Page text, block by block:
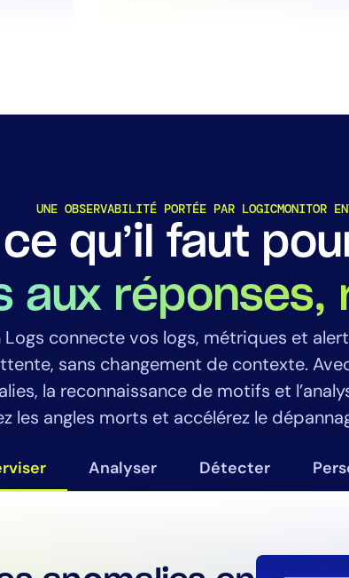
Ce que cela signifie pour
LogicMonitorplateforme
UNE OBSERVABILITÉ PORTÉE PAR LOGICMONITOR
qu’il faut
aux
Logs connecte vos logs, métriques et
sans changement de contexte.
la reconnaissance de motifs et
les angles morts et accélérez le
Analyser Détecter